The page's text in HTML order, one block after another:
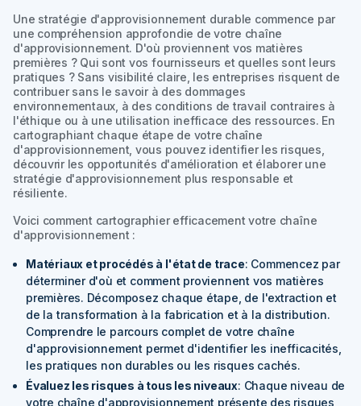
Une stratégie d'approvisionnement durable commence par
une compréhension approfondie de votre chaîne
d'approvisionnement. D'où proviennent vos matières
premières ? Qui sont vos fournisseurs et quelles sont leurs
pratiques ? Sans visibilité claire, les entreprises risquent de
contribuer sans le savoir à des dommages
environnementaux, à des conditions de travail contraires à
l'éthique ou à une utilisation inefficace des ressources. En
cartographiant chaque étape de votre chaîne
d'approvisionnement, vous pouvez identifier les risques,
découvrir les opportunités d'amélioration et élaborer une
stratégie d'approvisionnement plus responsable et
résiliente.
Voici comment cartographier efficacement votre chaîne
d'approvisionnement :
Matériaux et procédés à l'état de trace: Commencez par
déterminer d'où et comment proviennent vos matières
premières. Décomposez chaque étape, de l'extraction et
de la transformation à la fabrication et à la distribution.
Comprendre le parcours complet de votre chaîne
d'approvisionnement permet d'identifier les inefficacités,
les pratiques non durables ou les risques cachés.
Évaluez les risques à tous les niveaux: Chaque niveau de
votre chaîne d'approvisionnement présente des risques